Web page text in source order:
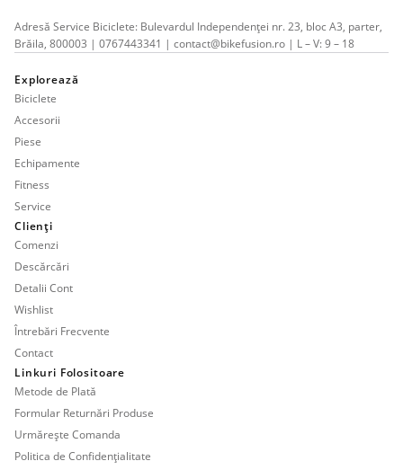
Adresă Service Biciclete: Bulevardul Independenței nr. 23, bloc A3, parter,
Brăila, 800003 | 0767443341 | contact@bikefusion.ro | L – V: 9 – 18
Explorează
Biciclete
Accesorii
Piese
Echipamente
Fitness
Service
Clienți
Comenzi
Descărcări
Detalii Cont
Wishlist
Întrebări Frecvente
Contact
Linkuri Folositoare
Metode de Plată
Formular Returnări Produse
Urmărește Comanda
Politica de Confidențialitate